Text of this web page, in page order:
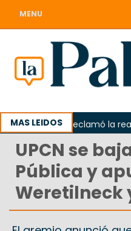
MENU
MAS LEIDOS
Odarda reclamó la
UPCN se
Pública y
Weretilneck